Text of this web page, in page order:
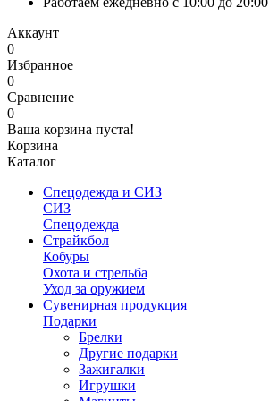
Аккаунт
0
Избранное
0
Сравнение
0
Ваша корзина пуста!
Корзина
Каталог
Спецодежда и СИЗ
СИЗ
Спецодежда
Страйкбол
Кобуры
Охота и стрельба
Уход за оружием
Сувенирная продукция
Подарки
Брелки
Другие подарки
Зажигалки
Игрушки